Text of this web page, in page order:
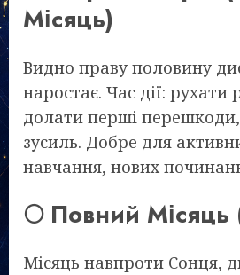
Місяць)
Видно праву половину
наростає. Час дії: рухати
долати перші
зусиль. Добре для
навчання, нових
🌕 Повний Місяць
Місяць навпроти Сонця,